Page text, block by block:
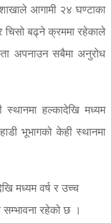
आगामी २४ घण्टाका
चिसो बढ्ने क्रममा रहेकाले
अपनाउन सबैमा अनुरोध
स्थानमा हल्कादेखि मध्यम
भूभागको केही स्थानमा
मध्यम वर्ष र उच्च
सम्भावना रहेको छ ।